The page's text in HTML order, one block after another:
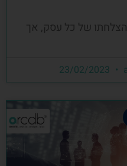
של כל עסק, אך